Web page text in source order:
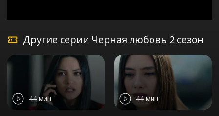
Другие серии Черная любовь 2 сезон
44 мин 44 мин